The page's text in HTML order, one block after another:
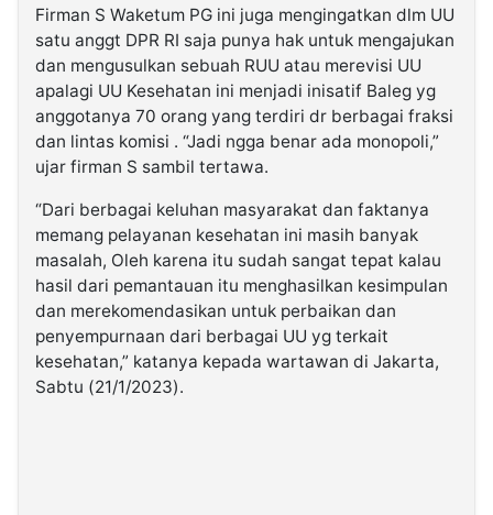
Firman S Waketum PG ini juga mengingatkan dlm UU
satu anggt DPR RI saja punya hak untuk mengajukan
dan mengusulkan sebuah RUU atau merevisi UU
apalagi UU Kesehatan ini menjadi inisatif Baleg yg
anggotanya 70 orang yang terdiri dr berbagai fraksi
dan lintas komisi . “Jadi ngga benar ada monopoli,”
ujar firman S sambil tertawa.
“Dari berbagai keluhan masyarakat dan faktanya
memang pelayanan kesehatan ini masih banyak
masalah, Oleh karena itu sudah sangat tepat kalau
hasil dari pemantauan itu menghasilkan kesimpulan
dan merekomendasikan untuk perbaikan dan
penyempurnaan dari berbagai UU yg terkait
kesehatan,” katanya kepada wartawan di Jakarta,
Sabtu (21/1/2023).